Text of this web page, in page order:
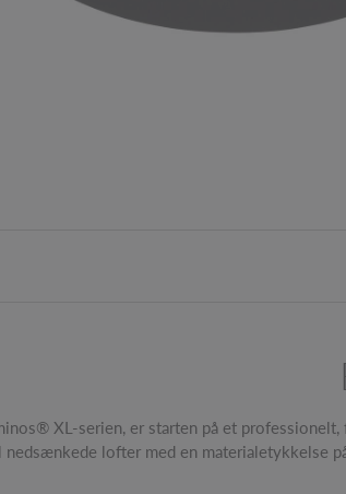
XL-serien, er starten på et
lofter med en materialetykkelse